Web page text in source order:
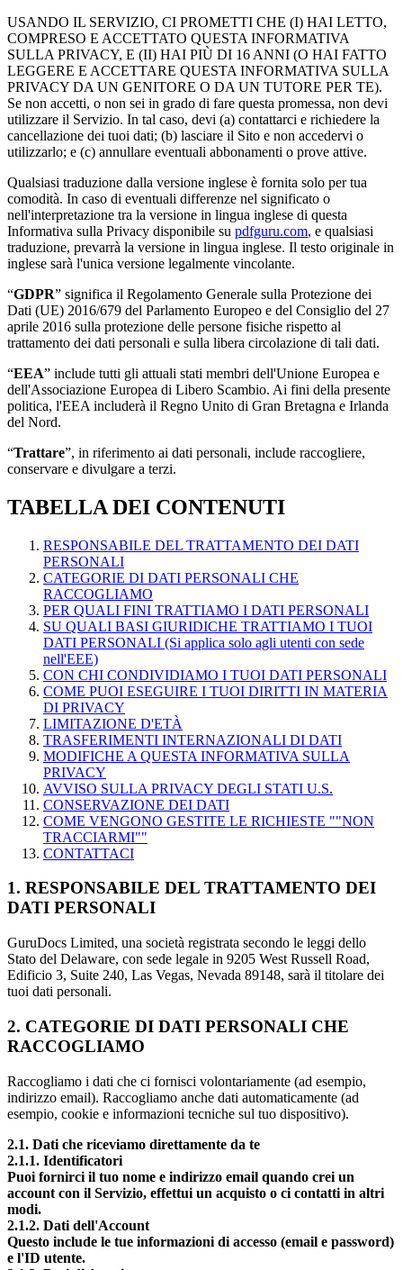
USANDO IL SERVIZIO, CI PROMETTI CHE (I) HAI LETTO,
COMPRESO E ACCETTATO QUESTA INFORMATIVA
SULLA PRIVACY, E (II) HAI PIÙ DI 16 ANNI (O HAI FATTO
LEGGERE E ACCETTARE QUESTA INFORMATIVA SULLA
PRIVACY DA UN GENITORE O DA UN TUTORE PER TE).
Se non accetti, o non sei in grado di fare questa promessa, non devi
utilizzare il Servizio. In tal caso, devi (a) contattarci e richiedere la
cancellazione dei tuoi dati; (b) lasciare il Sito e non accedervi o
utilizzarlo; e (c) annullare eventuali abbonamenti o prove attive.
Qualsiasi traduzione dalla versione inglese è fornita solo per tua
comodità. In caso di eventuali differenze nel significato o
nell'interpretazione tra la versione in lingua inglese di questa
Informativa sulla Privacy disponibile su pdfguru.com, e qualsiasi
traduzione, prevarrà la versione in lingua inglese. Il testo originale in
inglese sarà l'unica versione legalmente vincolante.
“GDPR” significa il Regolamento Generale sulla Protezione dei
Dati (UE) 2016/679 del Parlamento Europeo e del Consiglio del 27
aprile 2016 sulla protezione delle persone fisiche rispetto al
trattamento dei dati personali e sulla libera circolazione di tali dati.
“EEA” include tutti gli attuali stati membri dell'Unione Europea e
dell'Associazione Europea di Libero Scambio. Ai fini della presente
politica, l'EEA includerà il Regno Unito di Gran Bretagna e Irlanda
del Nord.
“Trattare”, in riferimento ai dati personali, include raccogliere,
conservare e divulgare a terzi.
TABELLA DEI CONTENUTI
RESPONSABILE DEL TRATTAMENTO DEI DATI
PERSONALI
CATEGORIE DI DATI PERSONALI CHE
RACCOGLIAMO
PER QUALI FINI TRATTIAMO I DATI PERSONALI
SU QUALI BASI GIURIDICHE TRATTIAMO I TUOI
DATI PERSONALI (Si applica solo agli utenti con sede
nell'EEE)
CON CHI CONDIVIDIAMO I TUOI DATI PERSONALI
COME PUOI ESEGUIRE I TUOI DIRITTI IN MATERIA
DI PRIVACY
LIMITAZIONE D'ETÀ
TRASFERIMENTI INTERNAZIONALI DI DATI
MODIFICHE A QUESTA INFORMATIVA SULLA
PRIVACY
AVVISO SULLA PRIVACY DEGLI STATI U.S.
CONSERVAZIONE DEI DATI
COME VENGONO GESTITE LE RICHIESTE ""NON
TRACCIARMI""
CONTATTACI
1. RESPONSABILE DEL TRATTAMENTO DEI
DATI PERSONALI
GuruDocs Limited, una società registrata secondo le leggi dello
Stato del Delaware, con sede legale in 9205 West Russell Road,
Edificio 3, Suite 240, Las Vegas, Nevada 89148, sarà il titolare dei
tuoi dati personali.
2. CATEGORIE DI DATI PERSONALI CHE
RACCOGLIAMO
Raccogliamo i dati che ci fornisci volontariamente (ad esempio,
indirizzo email). Raccogliamo anche dati automaticamente (ad
esempio, cookie e informazioni tecniche sul tuo dispositivo).
2.1. Dati che riceviamo direttamente da te
2.1.1. Identificatori
Puoi fornirci il tuo nome e indirizzo email quando crei un
account con il Servizio, effettui un acquisto o ci contatti in altri
modi.
2.1.2. Dati dell'Account
Questo include le tue informazioni di accesso (email e password)
e l'ID utente.